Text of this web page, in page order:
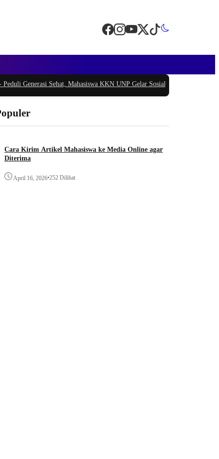
Generasi Sehat, Mahasiswa KKN UNP Gelar Sosialisasi Pencegahan
Cara Kirim Artikel Mahasiswa ke Media Online agar
Diterima
April 16, 2026•252 Dilihat